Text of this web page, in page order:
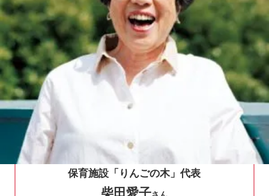
保育施設「りんごの木」代表
柴田愛子